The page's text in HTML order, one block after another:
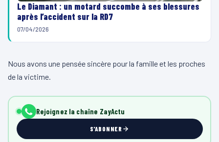
Le Diamant : un motard succombe à ses blessures
après l’accident sur la RD7
07/04/2026
Nous avons une pensée sincère pour la famille et les proches
de la victime.
Rejoignez la chaîne ZayActu
S'ABONNER